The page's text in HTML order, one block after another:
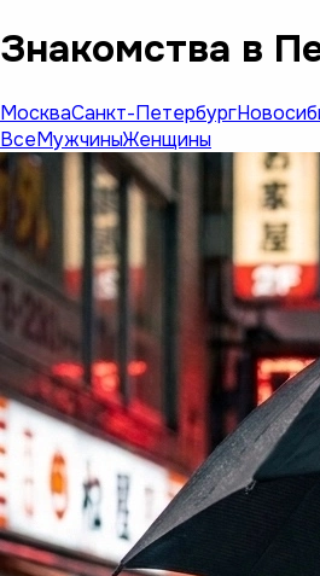
Знакомства в
МоскваСанкт-Петербург
ВсеМужчиныЖенщины